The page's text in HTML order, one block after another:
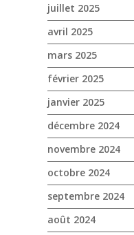
juillet 2025
avril 2025
mars 2025
février 2025
janvier 2025
décembre 2024
novembre 2024
octobre 2024
septembre 2024
août 2024